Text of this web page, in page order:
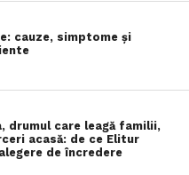
cauze, simptome și
drumul care leagă familii,
acasă: de ce Elitur
de încredere